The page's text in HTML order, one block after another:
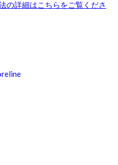
の詳細はこちらをご覧くださ